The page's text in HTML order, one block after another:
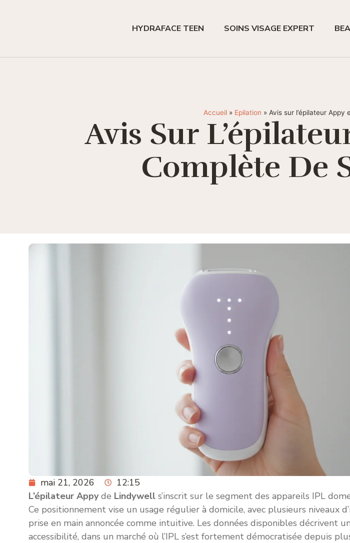
HYDRAFACE TEEN SOINS VISAGE EXPERT
Accueil » Epilation » Avis sur l’épilateur
Avis Sur
Complète De
mai 21, 2026
12:15
L’épilateur Appyde Lindywell s’inscrit sur le segment des appareils IPL
Ce positionnement vise un usage régulier à domicile, avec plusieurs niveaux
prise en main annoncée comme intuitive. Les données disponibles décrivent
accessibilité, dans un marché où l’IPL s’est fortement démocratisée depuis